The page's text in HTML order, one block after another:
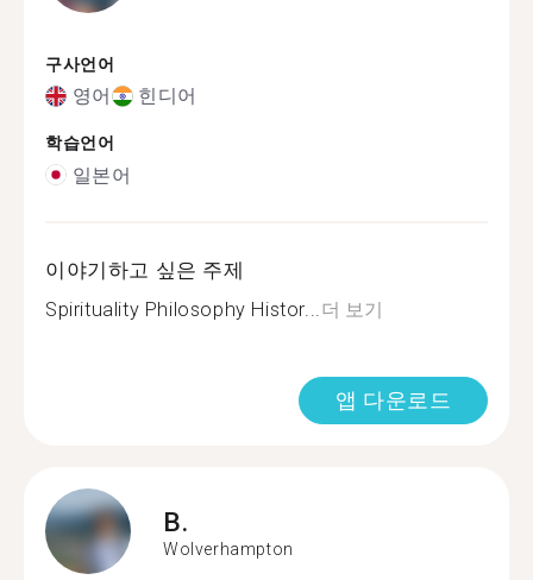
구사언어
영어 힌디어
학습언어
일본어
이야기하고 싶은 주제
Spirituality Philosophy Histor... 더 보기
앱 다운로드
B.
Wolverhampton